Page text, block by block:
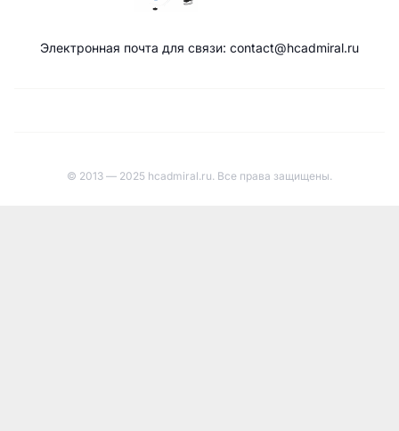
Электронная почта для связи: contact@hcadmiral.ru
© 2013 — 2025 hcadmiral.ru. Все права защищены.